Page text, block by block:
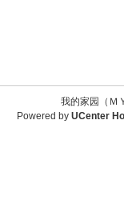
我的家园（
Powered by UCenter